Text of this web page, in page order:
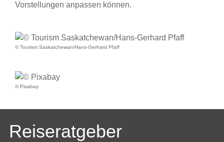
Vorstellungen anpassen können.
© Tourism Saskatchewan/Hans-Gerhard Pfaff
© Pixabay
Reiseratgeber